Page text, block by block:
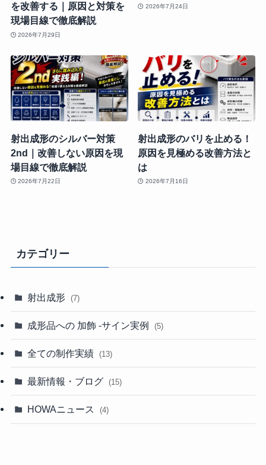
を改善する｜原因と対策を
現場目線で徹底解説
2026年7月29日
2026年7月24日
射出成形のシルバー対策
2nd｜改善しない原因を現
場目線で徹底解説
2026年7月22日
射出成形のバリを止める！
原因を見極める改善方法と
は
2026年7月16日
カテゴリー
射出成形 (7)
成形品への 加飾 -サイン実例 (5)
全ての制作実績 (13)
最新情報・ブログ (15)
HOWAニュース (4)